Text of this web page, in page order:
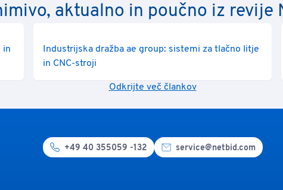
aktualno in poučno iz revije
in
Industrijska dražba ae group: sistemi za tlačno litje
in CNC-stroji
Odkrijte več člankov
+49 40 355059 -132 service@netbid.com